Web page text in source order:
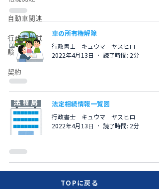
自動車関連
行政書士試
験
契約
車の所有権解除
行政書士 キュウマ ヤスヒロ
2022年4月13日
読了時間: 2分
法定相続情報一覧図
行政書士 キュウマ ヤスヒロ
2022年4月13日
読了時間: 2分
TOPに戻る